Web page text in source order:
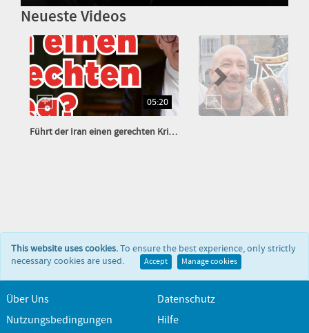
Neueste Videos
05:20
Führt der Iran einen gerechten Krieg?
This website uses cookies.To ensure the best experience, only strictly
necessary cookies are used.
Accept Manage cookies
Über Uns
Datenschutz
Nutzungsbedingungen
Hilfe